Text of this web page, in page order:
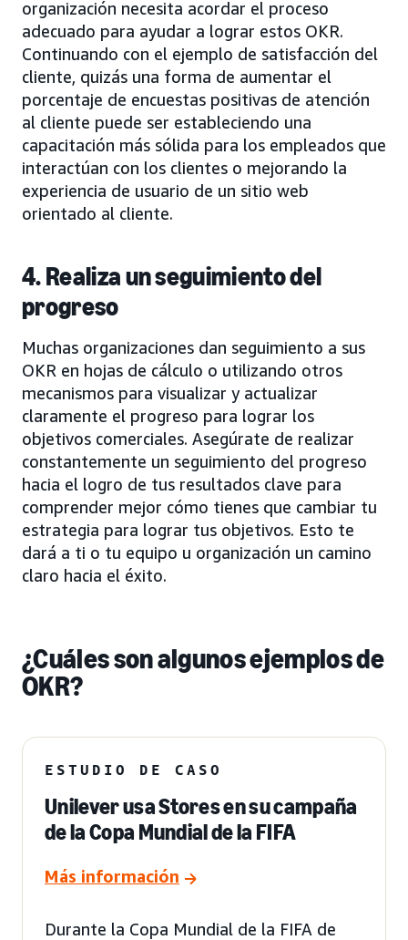
organización necesita acordar el proceso
adecuado para ayudar a lograr estos OKR.
Continuando con el ejemplo de satisfacción del
cliente, quizás una forma de aumentar el
porcentaje de encuestas positivas de atención
al cliente puede ser estableciendo una
capacitación más sólida para los empleados que
interactúan con los clientes o mejorando la
experiencia de usuario de un sitio web
orientado al cliente.
4. Realiza un seguimiento del
progreso
Muchas organizaciones dan seguimiento a sus
OKR en hojas de cálculo o utilizando otros
mecanismos para visualizar y actualizar
claramente el progreso para lograr los
objetivos comerciales. Asegúrate de realizar
constantemente un seguimiento del progreso
hacia el logro de tus resultados clave para
comprender mejor cómo tienes que cambiar tu
estrategia para lograr tus objetivos. Esto te
dará a ti o tu equipo u organización un camino
claro hacia el éxito.
¿Cuáles son algunos ejemplos de
OKR?
ESTUDIO DE CASO
Unilever usa Stores en su campaña
de la Copa Mundial de la FIFA
Más información
Durante la Copa Mundial de la FIFA de